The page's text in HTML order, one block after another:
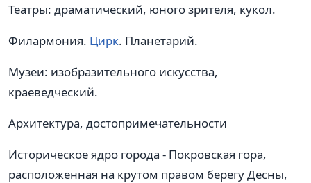
Театры: драматический, юного зрителя, кукол.
Филармония. Цирк. Планетарий.
Музеи: изобразительного искусства,
краеведческий.
Архитектура, достопримечательности
Историческое ядро города - Покровская гора,
расположенная на крутом правом берегу Десны,